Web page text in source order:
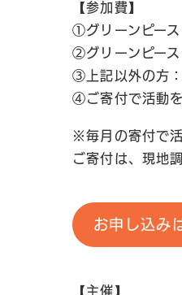
【参加費】
①グリーンピース
②グリーンピース
③上記以外の方
④ご寄付で活動
※毎月の寄付で活
ご寄付は、現地
お申し込み
【主催】